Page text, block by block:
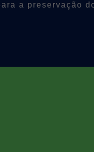
a preservação